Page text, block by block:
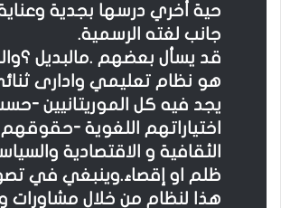
حية أخري درسها بجدية
جانب لغته الرسمية.
قد يسأل بعضهم .مالبديل
هو نظام تعليمي وادارى
يجد فيه كل الموريتانيين -
اختياراتهم اللغوية -حقوقهم
الثقافية و الاقتصادية
ظلم او إقصاء.وينبغي في
هذا لنظام من خلال مشاورات